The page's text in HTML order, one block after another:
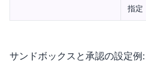
指定
サンドボックスと承認の設定例: